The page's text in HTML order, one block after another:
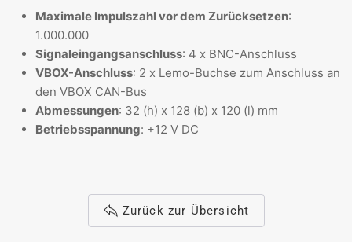
Maximale Impulszahl vor dem Zurücksetzen:
1.000.000
Signaleingangsanschluss: 4 x BNC-Anschluss
VBOX-Anschluss: 2 x Lemo-Buchse zum Anschluss an
den VBOX CAN-Bus
Abmessungen: 32 (h) x 128 (b) x 120 (l) mm
Betriebsspannung: +12 V DC
Zurück zur Übersicht